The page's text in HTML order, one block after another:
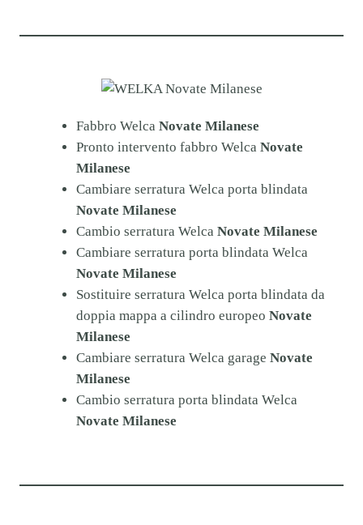
Fabbro WelcaNovate Milanese
Pronto intervento fabbro WelcaNovate
Milanese
Cambiare serratura Welca porta blindata
Novate Milanese
Cambio serratura WelcaNovate Milanese
Cambiare serratura porta blindata Welca
Novate Milanese
Sostituire serratura Welca porta blindata da
doppia mappa a cilindro europeo Novate
Milanese
Cambiare serratura Welca garage Novate
Milanese
Cambio serratura porta blindata Welca
Novate Milanese